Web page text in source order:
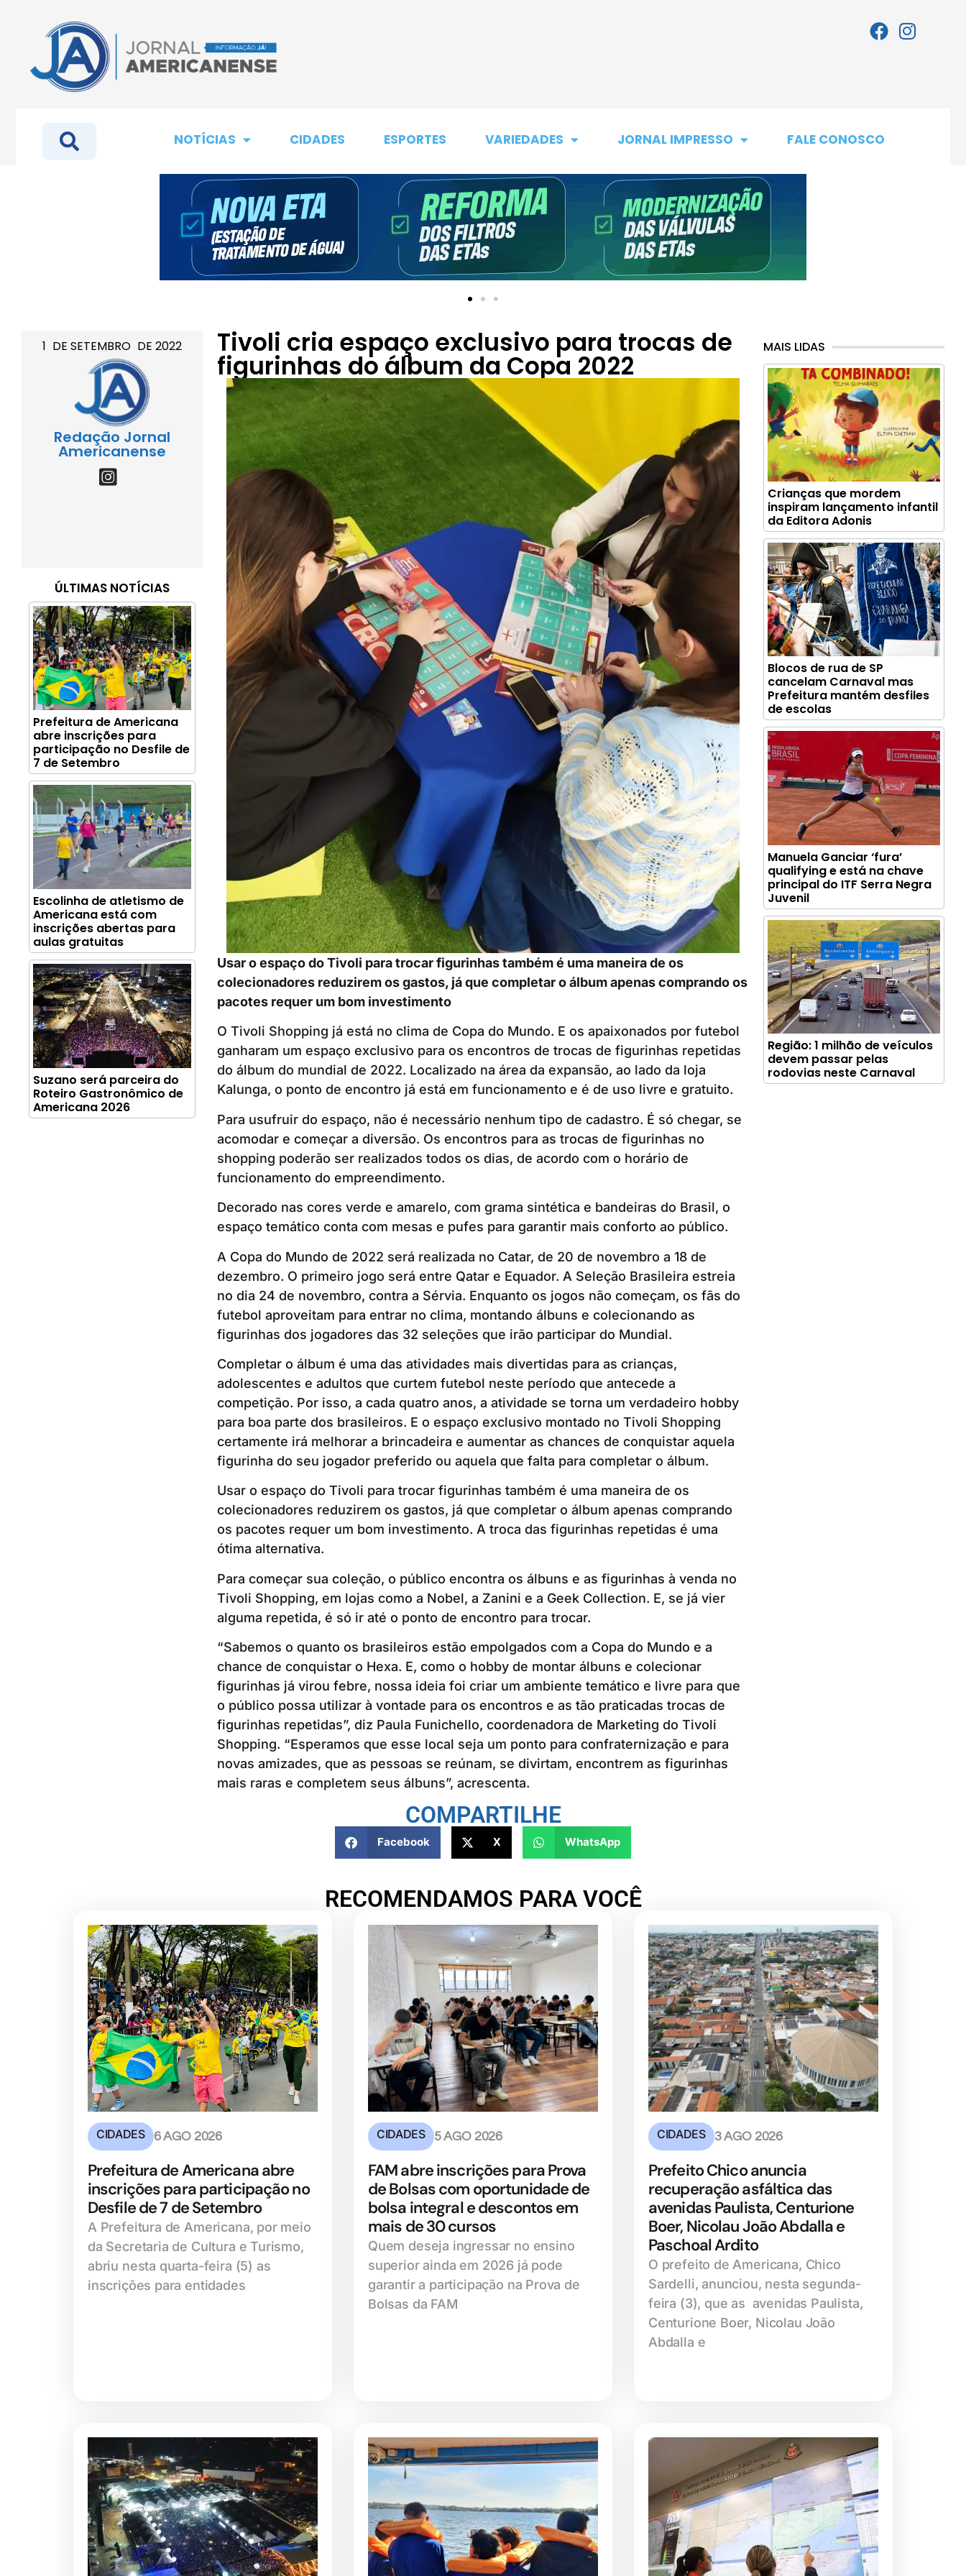
NOTÍCIAS CIDADES ESPORTES VARIEDADES JORNAL IMPRESSO FALE CONOSCO
1 DE SETEMBRO DE 2022
Redação Jornal
Americanense
ÚLTIMAS NOTÍCIAS
Prefeitura de Americana
abre inscrições para
participação no Desfile de
7 de Setembro
Escolinha de atletismo de
Americana está com
inscrições abertas para
aulas gratuitas
Suzano será parceira do
Roteiro Gastronômico de
Americana 2026
Tivoli cria espaço exclusivo para trocas de
figurinhas do álbum da Copa 2022
Usar o espaço do Tivoli para trocar figurinhas também é uma maneira de os
colecionadores reduzirem os gastos, já que completar o álbum apenas comprando os
pacotes requer um bom investimento
O Tivoli Shopping já está no clima de Copa do Mundo. E os apaixonados por futebol
ganharam um espaço exclusivo para os encontros de trocas de figurinhas repetidas
do álbum do mundial de 2022. Localizado na área da expansão, ao lado da loja
Kalunga, o ponto de encontro já está em funcionamento e é de uso livre e gratuito.
Para usufruir do espaço, não é necessário nenhum tipo de cadastro. É só chegar, se
acomodar e começar a diversão. Os encontros para as trocas de figurinhas no
shopping poderão ser realizados todos os dias, de acordo com o horário de
funcionamento do empreendimento.
Decorado nas cores verde e amarelo, com grama sintética e bandeiras do Brasil, o
espaço temático conta com mesas e pufes para garantir mais conforto ao público.
A Copa do Mundo de 2022 será realizada no Catar, de 20 de novembro a 18 de
dezembro. O primeiro jogo será entre Qatar e Equador. A Seleção Brasileira estreia
no dia 24 de novembro, contra a Sérvia. Enquanto os jogos não começam, os fãs do
futebol aproveitam para entrar no clima, montando álbuns e colecionando as
figurinhas dos jogadores das 32 seleções que irão participar do Mundial.
Completar o álbum é uma das atividades mais divertidas para as crianças,
adolescentes e adultos que curtem futebol neste período que antecede a
competição. Por isso, a cada quatro anos, a atividade se torna um verdadeiro hobby
para boa parte dos brasileiros. E o espaço exclusivo montado no Tivoli Shopping
certamente irá melhorar a brincadeira e aumentar as chances de conquistar aquela
figurinha do seu jogador preferido ou aquela que falta para completar o álbum.
Usar o espaço do Tivoli para trocar figurinhas também é uma maneira de os
colecionadores reduzirem os gastos, já que completar o álbum apenas comprando
os pacotes requer um bom investimento. A troca das figurinhas repetidas é uma
ótima alternativa.
Para começar sua coleção, o público encontra os álbuns e as figurinhas à venda no
Tivoli Shopping, em lojas como a Nobel, a Zanini e a Geek Collection. E, se já vier
alguma repetida, é só ir até o ponto de encontro para trocar.
“Sabemos o quanto os brasileiros estão empolgados com a Copa do Mundo e a
chance de conquistar o Hexa. E, como o hobby de montar álbuns e colecionar
figurinhas já virou febre, nossa ideia foi criar um ambiente temático e livre para que
o público possa utilizar à vontade para os encontros e as tão praticadas trocas de
figurinhas repetidas”, diz Paula Funichello, coordenadora de Marketing do Tivoli
Shopping. “Esperamos que esse local seja um ponto para confraternização e para
novas amizades, que as pessoas se reúnam, se divirtam, encontrem as figurinhas
mais raras e completem seus álbuns”, acrescenta.
COMPARTILHE
Facebook X WhatsApp
MAIS LIDAS
Crianças que mordem
inspiram lançamento infantil
da Editora Adonis
Blocos de rua de SP
cancelam Carnaval mas
Prefeitura mantém desfiles
de escolas
Manuela Ganciar ‘fura’
qualifying e está na chave
principal do ITF Serra Negra
Juvenil
Região: 1 milhão de veículos
devem passar pelas
rodovias neste Carnaval
RECOMENDAMOS PARA VOCÊ
CIDADES 6 AGO 2026
Prefeitura de Americana abre
inscrições para participação no
Desfile de 7 de Setembro
A Prefeitura de Americana, por meio
da Secretaria de Cultura e Turismo,
abriu nesta quarta-feira (5) as
inscrições para entidades
CIDADES 5 AGO 2026
FAM abre inscrições para Prova
de Bolsas com oportunidade de
bolsa integral e descontos em
mais de 30 cursos
Quem deseja ingressar no ensino
superior ainda em 2026 já pode
garantir a participação na Prova de
Bolsas da FAM
CIDADES 3 AGO 2026
Prefeito Chico anuncia
recuperação asfáltica das
avenidas Paulista, Centurione
Boer, Nicolau João Abdalla e
Paschoal Ardito
O prefeito de Americana, Chico
Sardelli, anunciou, nesta segunda-
feira (3), que as avenidas Paulista,
Centurione Boer, Nicolau João
Abdalla e